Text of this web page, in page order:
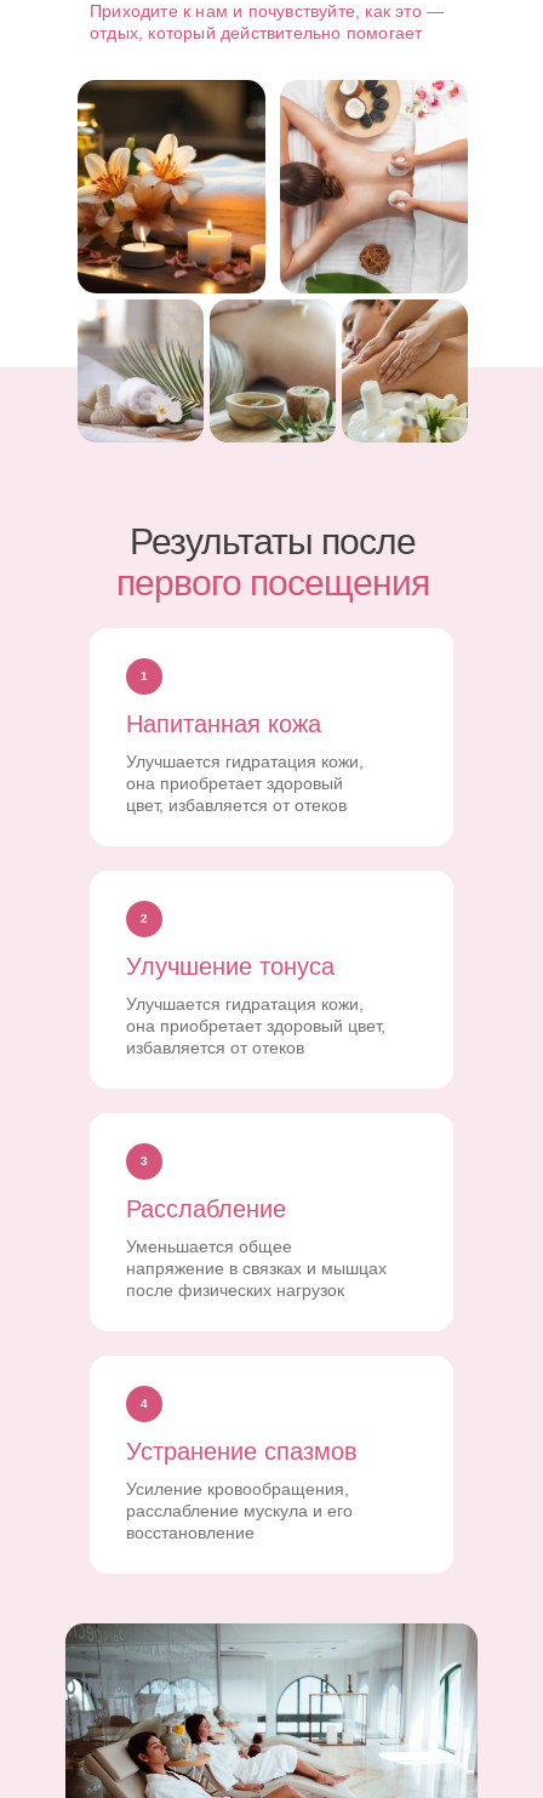
Приходите к нам и почувствуйте, как это —
отдых, который действительно помогает
Результаты после
первого посещения
Расслабление
Улучшается гидратация кожи,
она приобретает здоровый цвет,
избавляется от отеков
Улучшается гидратация кожи,
она приобретает здоровый
цвет, избавляется от отеков
Напитанная кожа
Улучшение тонуса
Уменьшается общее
напряжение в связках и мышцах
после физических нагрузок
Усиление кровообращения,
расслабление мускула и его
восстановление
Устранение спазмов
1
2
3
4